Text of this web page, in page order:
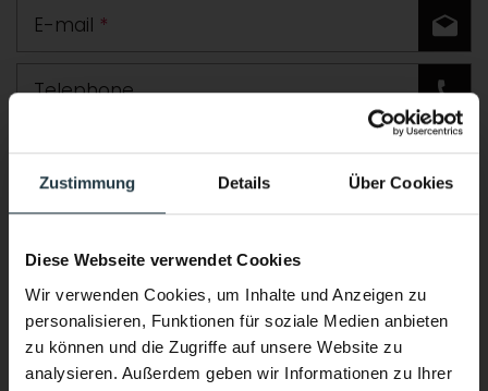
Zustimmung Details Über Cookies
Diese Webseite verwendet Cookies
Wir verwenden Cookies, um Inhalte und Anzeigen zu
personalisieren, Funktionen für soziale Medien anbieten
zu können und die Zugriffe auf unsere Website zu
analysieren. Außerdem geben wir Informationen zu Ihrer
E-mail *
Telephone
Road
Postcode Town
Country
Comment